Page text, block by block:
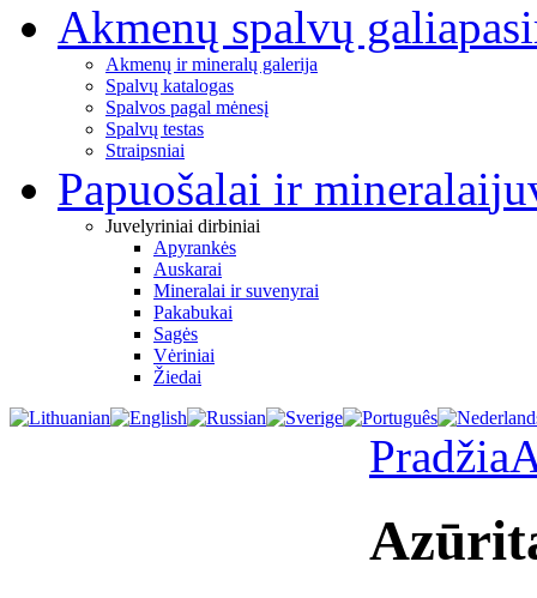
Akmenų spalvų galia
Akmenų ir mineralų galerija
Spalvų katalogas
Spalvos pagal mėnesį
Spalvų testas
Straipsniai
Papuošalai ir mineralai
Juvelyriniai dirbiniai
Apyrankės
Auskarai
Mineralai ir suvenyrai
Pakabukai
Sagės
Vėriniai
Žiedai
Pradžia